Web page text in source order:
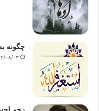
می‌سپارند چه‌ کسانیند؟ آنان‌:
کمکی ناچیز (‌منزل که
امانت می‌دهند) خودداری
چگونه
۰۴/۰۸/